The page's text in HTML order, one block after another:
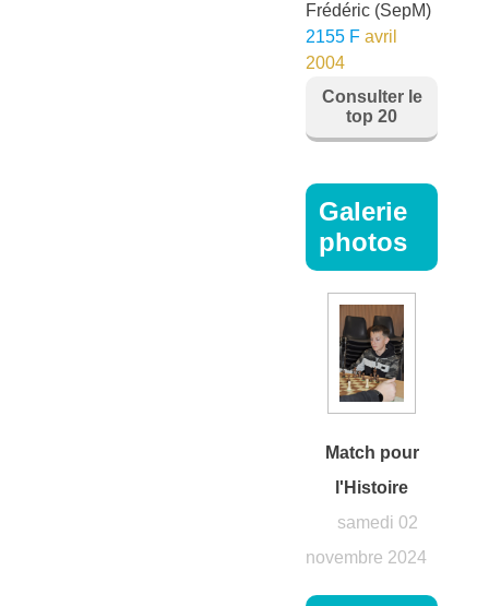
Frédéric (SepM)
2155 F avril
2004
Consulter le
top 20
Galerie
photos
Match pour
l'Histoire
samedi 02
novembre 2024